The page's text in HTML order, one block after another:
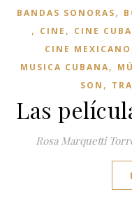
BANDAS SONORAS,
, CINE , CINE
CINE MEXICANO
MUSICA CUBANA,
SON ,
Las
Rosa Marquetti